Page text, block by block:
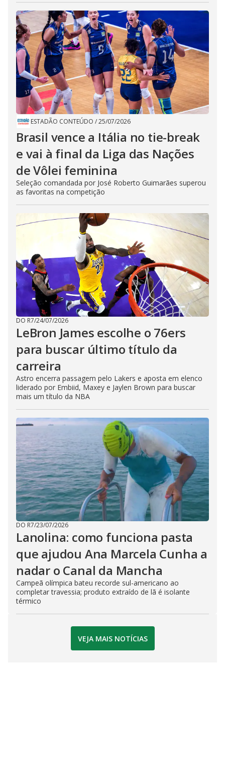
ESTADÃO CONTEÚDO /25/07/2026
Brasil vence a Itália no tie-break
e vai à final da Liga das Nações
de Vôlei feminina
Seleção comandada por José Roberto Guimarães superou
as favoritas na competição
DO R7/24/07/2026
LeBron James escolhe o 76ers
para buscar último título da
carreira
Astro encerra passagem pelo Lakers e aposta em elenco
liderado por Embiid, Maxey e Jaylen Brown para buscar
mais um título da NBA
DO R7/23/07/2026
Lanolina: como funciona pasta
que ajudou Ana Marcela Cunha a
nadar o Canal da Mancha
Campeã olímpica bateu recorde sul-americano ao
completar travessia; produto extraído de lã é isolante
térmico
VEJA MAIS NOTÍCIAS